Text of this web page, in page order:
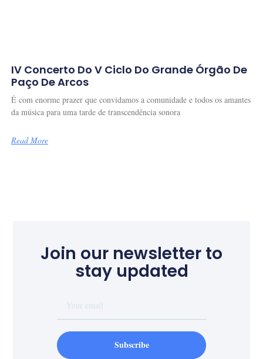
IV Concerto Do V Ciclo Do Grande Órgão De
Paço De Arcos
É com enorme prazer que convidamos a comunidade e todos os amantes
da música para uma tarde de transcendência sonora
Read More
Join our newsletter to
stay updated
Subscribe